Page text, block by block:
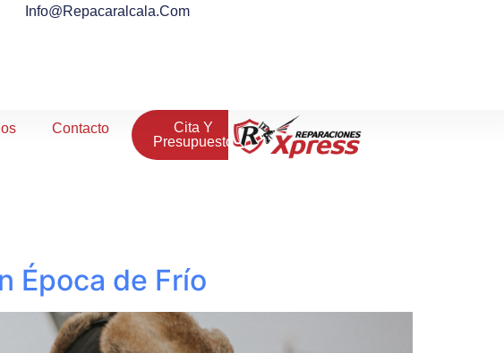
Info@repacaralcala.com
Contacto
Cita Y
Presupuesto
Época de Frío